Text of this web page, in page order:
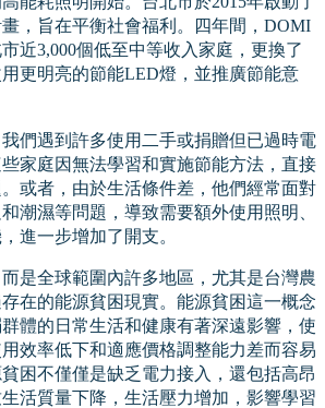
，旨在平衡社會福利。四年間，DOMI
近3,000個低至中等收入家庭，更換了
更明亮的節能LED燈，並推廣節能意
們遇到許多使用二手或捐贈但已過時電
家庭因無法學習和實施節能方法，直接
或者，由於生活條件差，他們經常面對
潮濕等問題，導致需要額外使用照明、
進一步增加了開支。
是全球範圍內許多地區，尤其是台灣農
在的能源貧困現實。能源貧困這一概念
體的日常生活和健康有著深遠影響，使
效率低下和適應價格調整能力差而容易
困不僅僅是缺乏電力接入，還包括高昂
活質量下降，生活壓力增加，影響學習